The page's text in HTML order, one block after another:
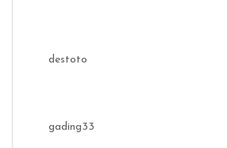
destoto
gading33